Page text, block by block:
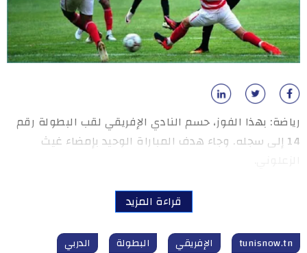
رياضة: بهذا الفوز، حسم النادي الإفريقي لقب البطولة رقم
14 إلى سجله. وجاء هدف المباراة الوحيد بإمضاء غيث
قراءة المزيد
tunisnow.tn الإفريقي البطولة
الدربي